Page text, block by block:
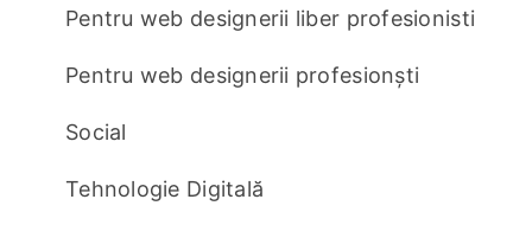
Pentru web designerii liber profesionisti
Pentru web designerii profesionști
Social
Tehnologie Digitală